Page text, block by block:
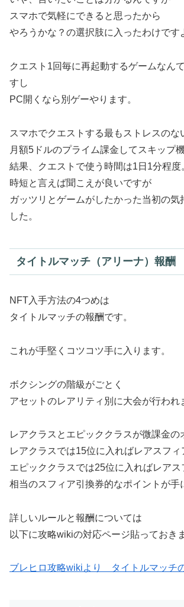
スマホで気軽にできると思ったから
やろうかな？の選択肢に入ったわけです
クエスト1回毎に再起動するゲームなん
すし
PC開くなら別ゲーやります。
スマホでクエストする最もストレスのな
月額5ドルのプライム課金してスキップ
結果、クエストで使う時間は1日1分程度
時短と言えば聞こえが良いですが
ガッツリとゲームがしたかった当初の気
した。
タイトルマッチ（アリーナ）報酬
NFT入手方法の4つめは
タイトルマッチの報酬です。
これが手堅くコツコツ手に入ります。
ボクシングの階級がごとく
アセットのレアリティ別に大会が行われ
レアクラスとエピッククラスが微課金の
レアクラスでは15位に入ればレアスフィ
エピッククラスでは25位に入ればレアス
相当のスフィア引換券的なポイントが手
詳しいルールと報酬については
以下に攻略wikiの対応ページ貼っておき
ブレヒロ攻略wikiより タイトルマッチ